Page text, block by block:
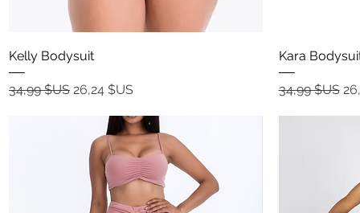
Kelly Bodysuit
Prix original
34,99 $US Prix promotionnel
26,24 $US
Kara
Prix original
34,99 $US